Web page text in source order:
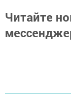
Читайте